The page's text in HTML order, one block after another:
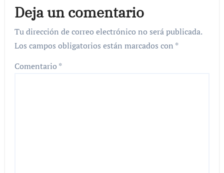
Deja un comentario
Tu dirección de correo electrónico no será publicada.
Los campos obligatorios están marcados con *
Comentario *